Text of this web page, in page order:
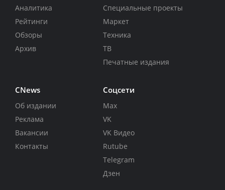
Аналитика
Рейтинги
Обзоры
Архив
Специальные проекты
Маркет
Техника
ТВ
Печатные издания
CNews
Об издании
Реклама
Вакансии
Контакты
Соцсети
Max
VK
VK Видео
Rutube
Telegram
Дзен